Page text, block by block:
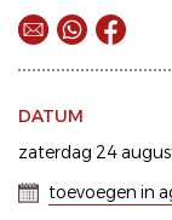
DATUM
zaterdag 24
toevoegen in